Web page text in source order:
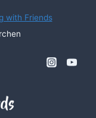
with Friends